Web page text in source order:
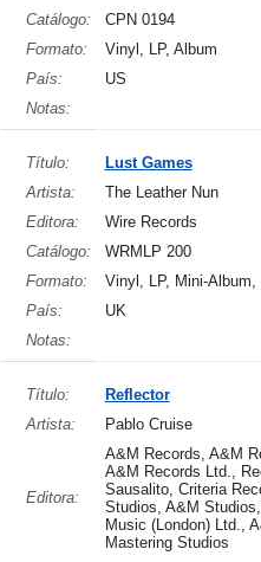
Catálogo:
CPN 0194
Formato:
Vinyl, LP, Album
País:
US
Notas:
Título:
Lust Games
Artista:
The Leather Nun
Editora:
Wire Records
Catálogo:
WRMLP 200
Formato:
Vinyl, LP, Mini-Album,
País:
UK
Notas:
Título:
Reflector
Artista:
Pablo Cruise
Editora:
A&M Records, A&M
A&M Records Ltd.,
Sausalito, Criteria
Studios, A&M
Music (London) Ltd.,
Mastering Studios